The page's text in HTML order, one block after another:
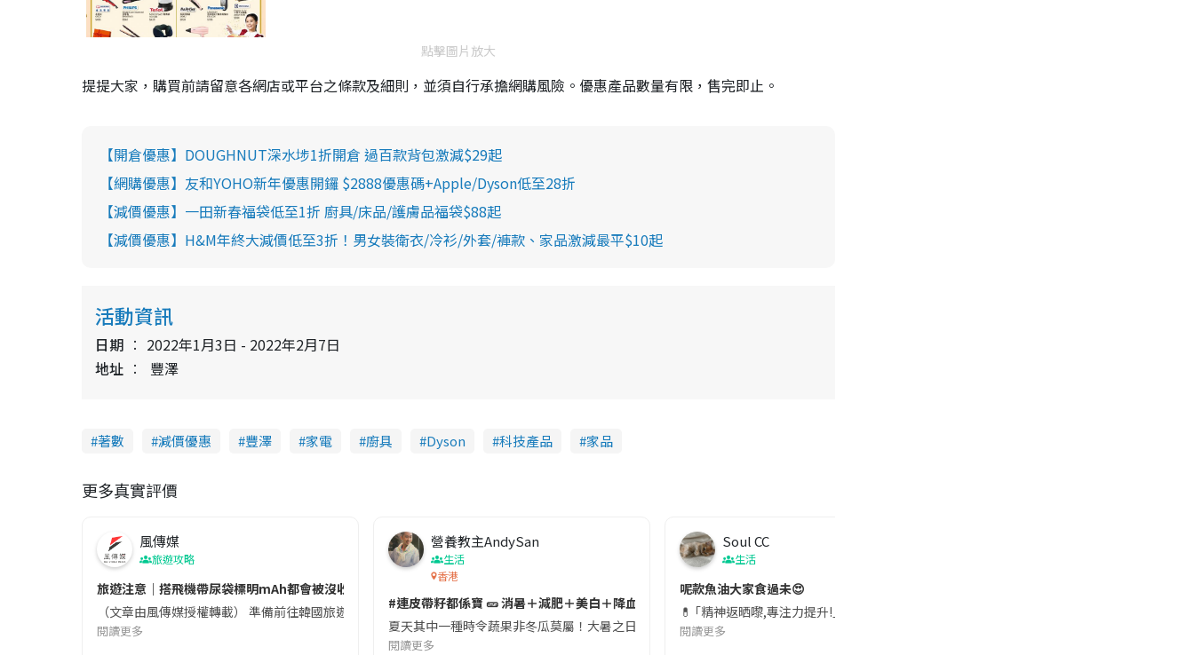
點擊圖片放大
提提大家，購買前請留意各網店或平台之條款及細則，並須自行承擔網購風險。優惠產品數量有限，售完即止。
【開倉優惠】DOUGHNUT深水埗1折開倉 過百款背包激減$29起
【網購優惠】友和YOHO新年優惠開鑼 $2888優惠碼+Apple/Dyson低至28折
【減價優惠】一田新春福袋低至1折 廚具/床品/護膚品福袋$88起
【減價優惠】H&M年終大減價低至3折！男女裝衛衣/冷衫/外套/褲款、家品激減最平$10起
活動資訊
日期
2022年1月3日 - 2022年2月7日
地址
豐澤
著數 減價優惠 豐澤 家電 廚具 Dyson 科技產品 家品
更多真實評價
風傳媒
旅遊攻略
旅遊注意｜搭飛機帶尿袋標明mAh都會被沒收😱出發前切記檢查「1標示」🚨
（文章由風傳媒授權轉載） 準備前往韓國旅遊的民眾，近期要特別留意隨身行李中的行動電源。一名旅客日前在機場安檢時，明明攜帶的行動電源機身已標示「10000mAh」，卻仍被要求當場
閱讀更多
營養教主AndySan
生活
香港
#連皮帶籽都係寶 🥒 消暑＋減肥＋美白＋降血脂
夏天其中一種時令蔬果非冬瓜莫屬！大暑之日，點都要飲碗冬瓜湯消暑解渴！除了解暑，冬瓜仲有好多鮮為人知嘅好處：減肥、消水腫、降血
閱讀更多
Soul CC
生活
呢款魚油大家食過未😍
💊 ｢精神返晒嚟,專注力提升!｣ 長時間對住電腦､剪片寫稿,成日覺得眼睛乾澀､腦袋好似｢斷
閱讀更多